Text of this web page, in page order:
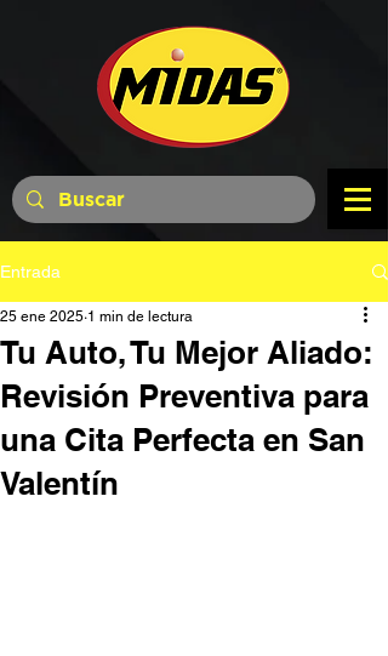
Entrada
Tu Auto, Tu Mejor Aliado:
Revisión Preventiva para
una Cita Perfecta en San
Valentín
25 ene 2025 1 min de lectura